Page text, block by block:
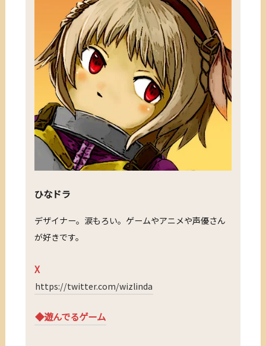
送
ひなドラ
デザイナー。涙もろい。ゲームやアニメや声優さん
が好きです。
X
https://twitter.com/wizlinda
◆遊んでるゲーム